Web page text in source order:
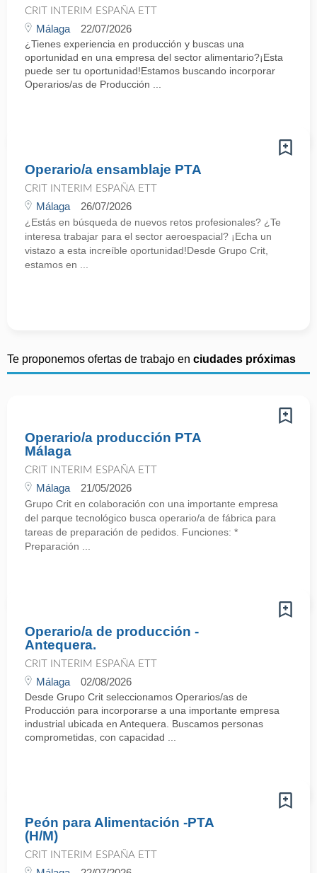
CRIT INTERIM ESPAÑA ETT
Málaga 22/07/2026
¿Tienes experiencia en producción y buscas una
oportunidad en una empresa del sector alimentario?¡Esta
puede ser tu oportunidad!Estamos buscando incorporar
Operarios/as de Producción ...
Operario/a ensamblaje PTA
CRIT INTERIM ESPAÑA ETT
Málaga 26/07/2026
¿Estás en búsqueda de nuevos retos profesionales? ¿Te
interesa trabajar para el sector aeroespacial? ¡Echa un
vistazo a esta increíble oportunidad!Desde Grupo Crit,
estamos en ...
Te proponemos ofertas de trabajo en ciudades próximas
Operario/a producción PTA
Málaga
CRIT INTERIM ESPAÑA ETT
Málaga 21/05/2026
Grupo Crit en colaboración con una importante empresa
del parque tecnológico busca operario/a de fábrica para
tareas de preparación de pedidos. Funciones: *
Preparación ...
Operario/a de producción -
Antequera.
CRIT INTERIM ESPAÑA ETT
Málaga 02/08/2026
Desde Grupo Crit seleccionamos Operarios/as de
Producción para incorporarse a una importante empresa
industrial ubicada en Antequera. Buscamos personas
comprometidas, con capacidad ...
Peón para Alimentación -PTA
(H/M)
CRIT INTERIM ESPAÑA ETT